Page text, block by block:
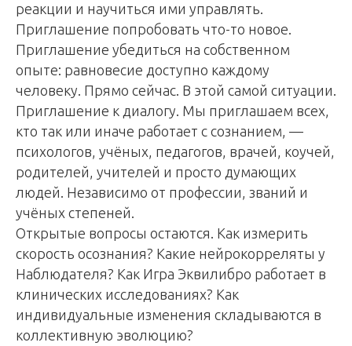
реакции и научиться ими управлять.
Приглашение попробовать что-то новое.
Приглашение убедиться на собственном
опыте: равновесие доступно каждому
человеку. Прямо сейчас. В этой самой ситуации.
Приглашение к диалогу. Мы приглашаем всех,
кто так или иначе работает с сознанием, —
психологов, учёных, педагогов, врачей, коучей,
родителей, учителей и просто думающих
людей. Независимо от профессии, званий и
учёных степеней.
Открытые вопросы остаются. Как измерить
скорость осознания? Какие нейрокорреляты у
Наблюдателя? Как Игра Эквилибро работает в
клинических исследованиях? Как
индивидуальные изменения складываются в
коллективную эволюцию?